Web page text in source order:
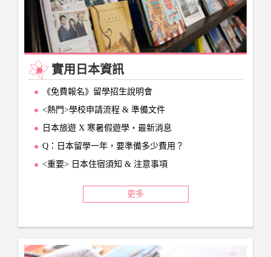
實用日本資訊
《免費報名》留學招生說明會
<熱門>學校申請流程 & 準備文件
日本旅遊 X 寒暑假遊學‧最新消息
Q：日本留學一年，要準備多少費用？
<重要> 日本住宿須知 & 注意事項
更多